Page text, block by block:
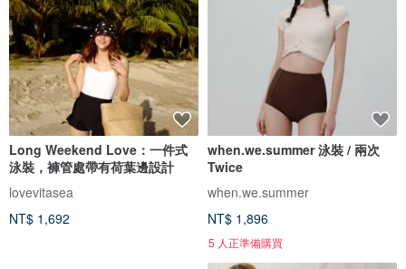
Long Weekend Love：一件式
泳裝，褲管處帶有荷葉邊設計
lovevitasea
NT$ 1,692
when.we.summer 泳裝 / 兩次
Twice
when.we.summer
NT$ 1,896
5 人正準備購買